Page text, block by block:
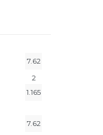
7.62
2
1.165
7.62